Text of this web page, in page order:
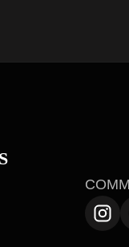
serrati e immagini
Questi titoli
emotiva.